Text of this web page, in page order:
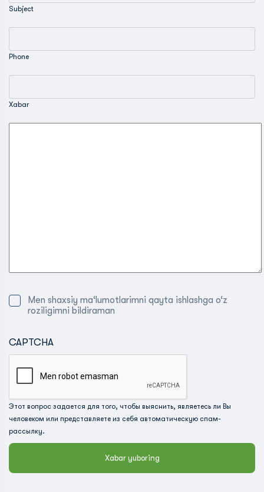
Subject
Phone
Xabar
Men shaxsiy ma‘lumotlarimni qayta ishlashga o‘z
roziligimni bildiraman
CAPTCHA
Этот вопрос задается для того, чтобы выяснить, являетесь ли Вы
человеком или представляете из себя автоматическую спам-
рассылку.